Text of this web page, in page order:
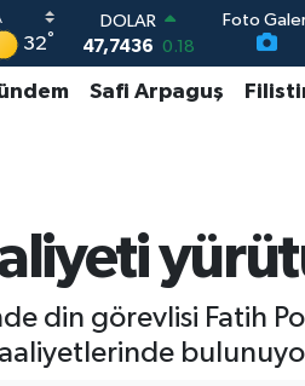
32°
DOLAR
47,7436 0.18
EURO
55,2510 0.32
13.779 -14
Foto
Safi Arpaguş
din görevlisi Fatih